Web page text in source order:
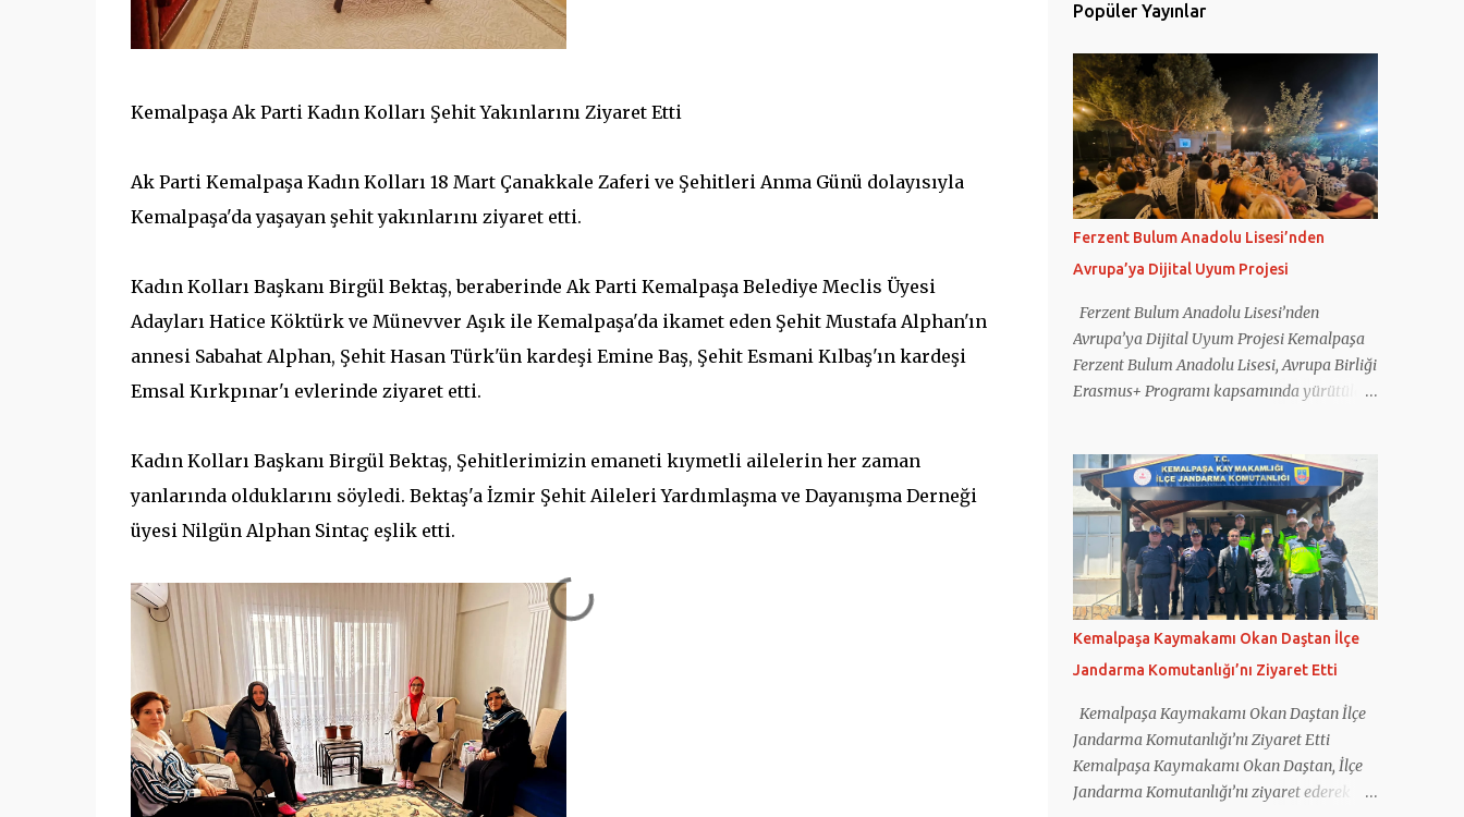
Kemalpaşa Ak Parti Kadın Kolları Şehit Yakınlarını Ziyaret Etti
Ak Parti Kemalpaşa Kadın Kolları 18 Mart Çanakkale Zaferi ve Şehitleri Anma Günü dolayısıyla
Kemalpaşa'da yaşayan şehit yakınlarını ziyaret etti.
Kadın Kolları Başkanı Birgül Bektaş, beraberinde Ak Parti Kemalpaşa Belediye Meclis Üyesi
Adayları Hatice Köktürk ve Münevver Aşık ile Kemalpaşa'da ikamet eden Şehit Mustafa Alphan'ın
annesi Sabahat Alphan, Şehit Hasan Türk'ün kardeşi Emine Baş, Şehit Esmani Kılbaş'ın kardeşi
Emsal Kırkpınar'ı evlerinde ziyaret etti.
Kadın Kolları Başkanı Birgül Bektaş, Şehitlerimizin emaneti kıymetli ailelerin her zaman
yanlarında olduklarını söyledi. Bektaş'a İzmir Şehit Aileleri Yardımlaşma ve Dayanışma Derneği
üyesi Nilgün Alphan Sintaç eşlik etti.
Popüler Yayınlar
Ferzent Bulum Anadolu Lisesi’nden
Avrupa’ya Dijital Uyum Projesi
Ferzent Bulum Anadolu Lisesi’nden
Avrupa’ya Dijital Uyum Projesi Kemalpaşa
Ferzent Bulum Anadolu Lisesi, Avrupa Birliği
Erasmus+ Programı kapsamında yürütülen
koordinatörlüğünde gerçekleştirilen projeye
Türkiye’nin yanı sıra Yunanistan, İtalya,
Romanya ve Kuzey Makedonya’dan eğitim
kurumları katıldı. Projede gençlerin dijital
okuryazarlık becerilerinin geliştirilmesi,
sosyal medyanın bilinçli kullanımı, dijital
güvenlik ve ruh sağlığı konularında
farkındalık oluşturulması hedeflendi.
Çalışmalar kapsamında öğretmen ve
öğrencilerin kullanımına yönelik eğitim
materyalleri hazırlanırken, sağlıklı
teknoloji kullanımını destekleyen Digital
Harmony App adlı mobil uygulama da
Kemalpaşa Kaymakamı Okan Daştan İlçe
Jandarma Komutanlığı’nı Ziyaret Etti
Kemalpaşa Kaymakamı Okan Daştan İlçe
Jandarma Komutanlığı’nı Ziyaret Etti
Kemalpaşa Kaymakamı Okan Daştan, İlçe
Jandarma Komutanlığı’nı ziyaret ederek